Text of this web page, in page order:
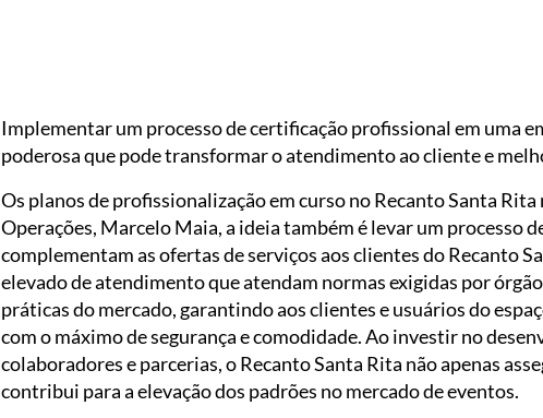
Implementar um processo de certificação profissional em uma
poderosa que pode transformar o atendimento ao cliente e
Os planos de profissionalização em curso no Recanto Santa
Operações, Marcelo Maia, a ideia também é levar um processo
complementam as ofertas de serviços aos clientes do Recanto
elevado de atendimento que atendam normas exigidas por
práticas do mercado, garantindo aos clientes e usuários do
com o máximo de segurança e comodidade. Ao investir no
colaboradores e parcerias, o Recanto Santa Rita não apenas
contribui para a elevação dos padrões no mercado de eventos.